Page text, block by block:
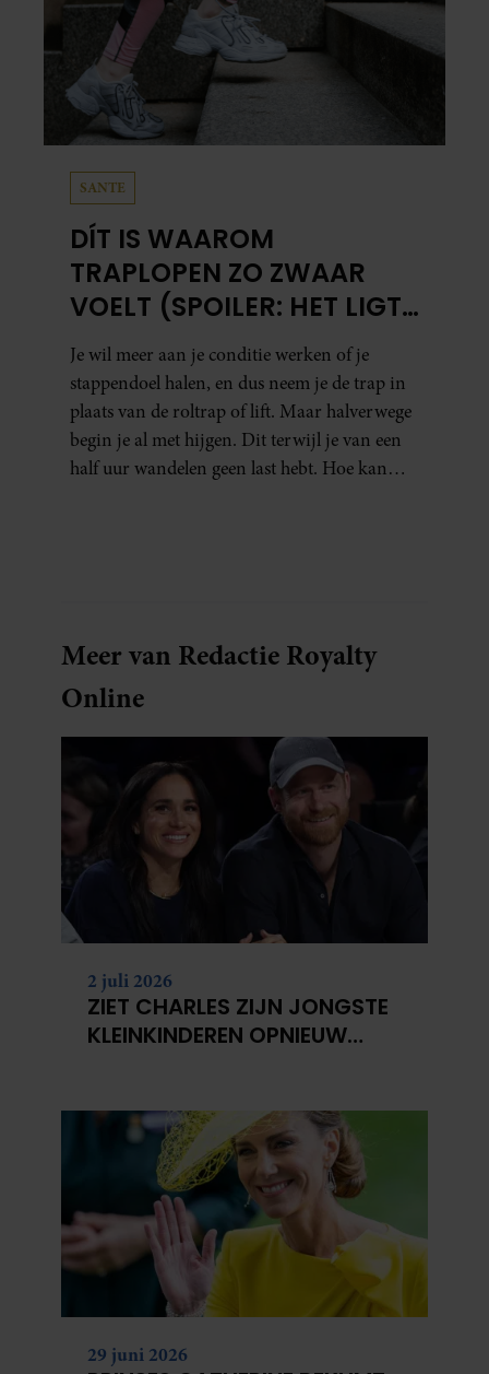
SANTE
DÍT IS WAAROM
TRAPLOPEN ZO ZWAAR
VOELT (SPOILER: HET LIGT
NIET AAN JE CONDITIE)
Je wil meer aan je conditie werken of je
stappendoel halen, en dus neem je de trap in
plaats van de roltrap of lift. Maar halverwege
begin je al met hijgen. Dit terwijl je van een
half uur wandelen geen last hebt. Hoe kan
Meer van Redactie Royalty
Online
2 juli 2026
ZIET CHARLES ZIJN JONGSTE
KLEINKINDEREN OPNIEUW
29 juni 2026